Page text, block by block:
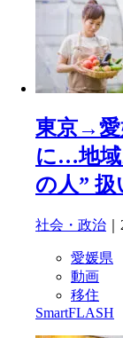
東京→愛
に…地域
の人” 扱
社会・政治
愛媛県
動画
移住
SmartFLASH